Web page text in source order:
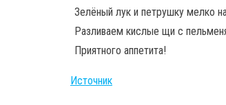
Зелёный лук и петрушку мелко
Разливаем кислые щи с
Приятного аппетита!
Источник